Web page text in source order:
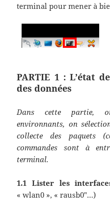
terminal pour mener à
PARTIE 1 : L’état
des données
Dans cette partie,
environnants, on
collecte des paquets
commandes sont à
terminal.
1.1 Lister les
« wlan0 », « rausb0″…)